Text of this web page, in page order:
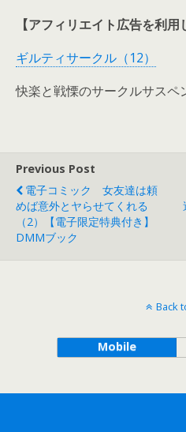
【アフィリエイト広告を利用
ギルティサークル（12）
快楽と戦慄のサークルサスペ
Previous Post
電子コミック 女友達は頼
めば意外とヤらせてくれる
（2）【電子限定特典付き】
DMMブック
Back
Mobile